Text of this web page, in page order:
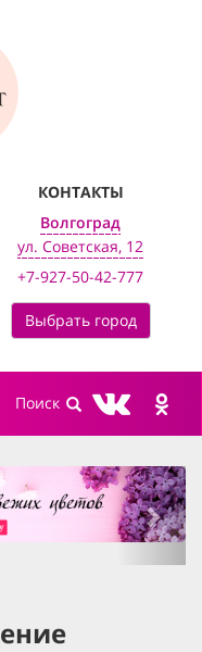
КОНТАКТЫ
Волгоград
ул. Советская, 12
+7-927-50-42-777
Выбрать город
next